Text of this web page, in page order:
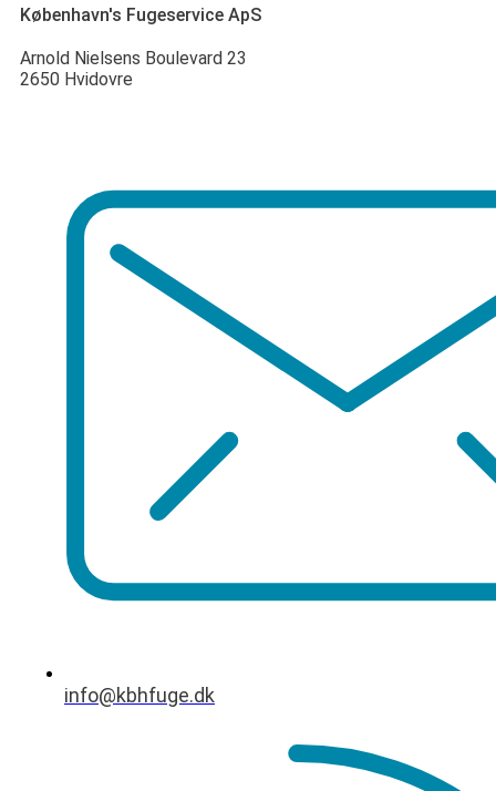
København's Fugeservice ApS
Arnold Nielsens Boulevard 23
2650 Hvidovre
info@kbhfuge.dk